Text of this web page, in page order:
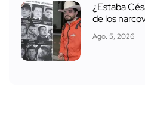
¿Estaba
de los
Ago. 5, 2026